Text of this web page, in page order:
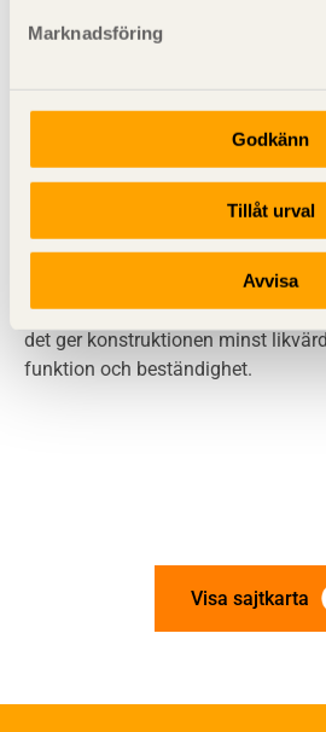
Marknadsföring
Godkänn
Tillåt urval
Avvisa
allmänna bestämmelser och
alternativ ges, samt
tillåtna.
Råd är allmänt erkända
med principerna och uppfyller
att använda alternativa
dimensioneringen. Men då ska
alternativet stämmer med de
det ger konstruktionen minst
funktion och beständighet.
Visa sajtkarta